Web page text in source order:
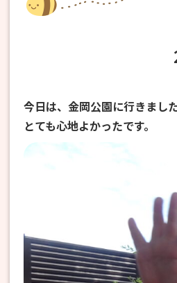
今日は、金岡公園に行きまし
とても心地よかったです。